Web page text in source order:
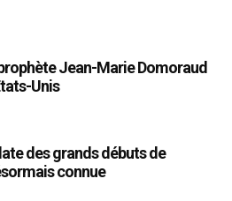
Jean-Marie Domoraud
Unis
des grands débuts de
connue